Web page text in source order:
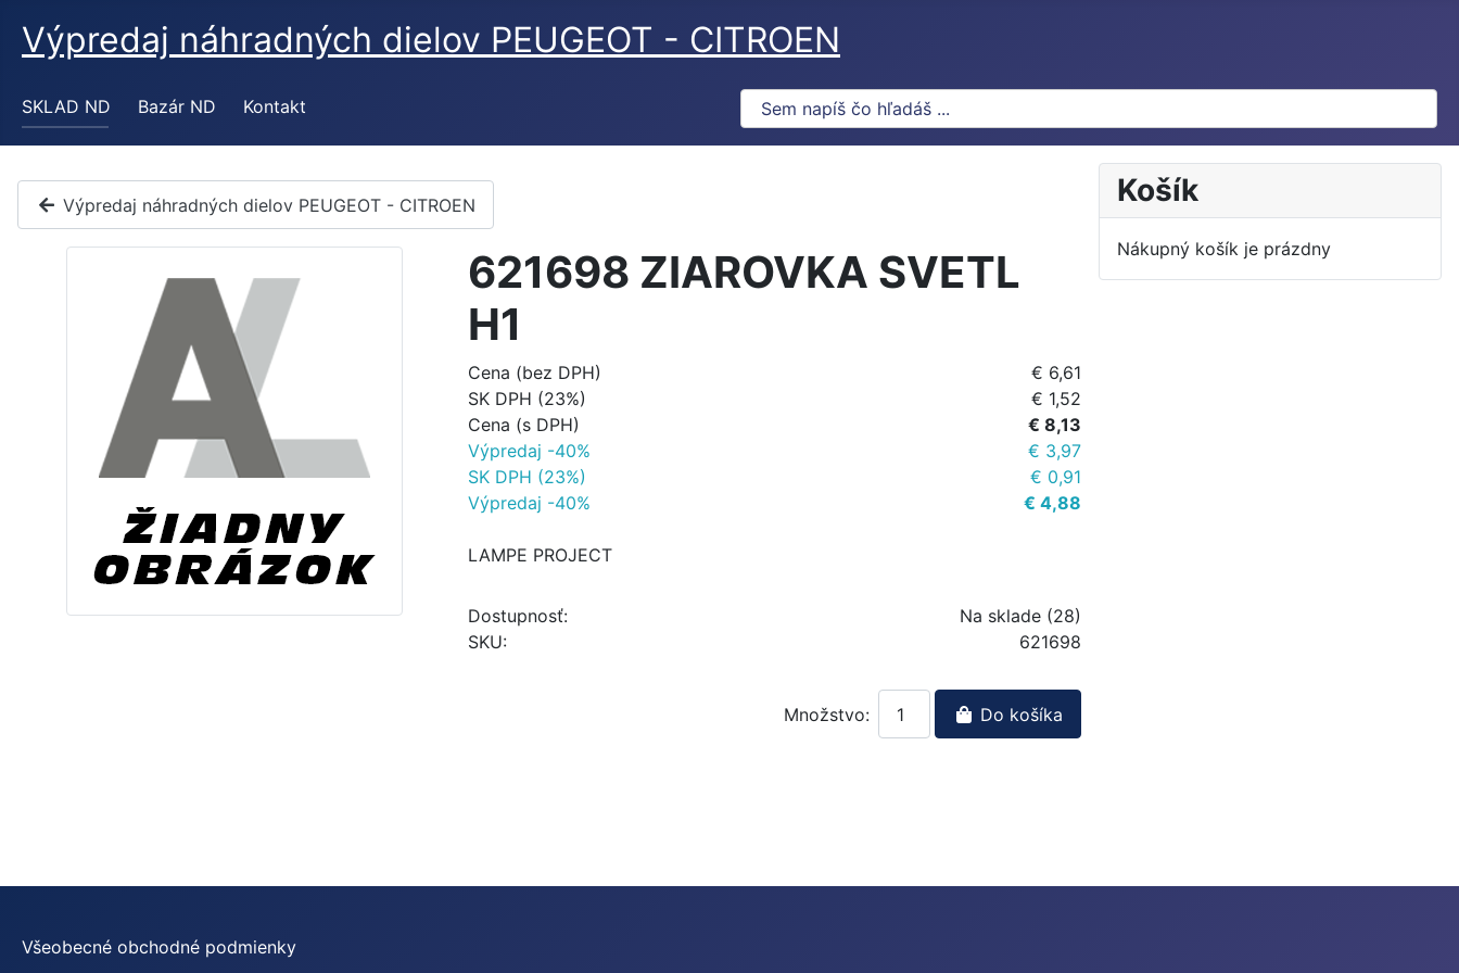
Výpredaj náhradných dielov PEUGEOT - CITROEN
SKLAD ND Bazár ND Kontakt
Výpredaj náhradných dielov PEUGEOT - CITROEN
621698 ZIAROVKA SVETL
H1
Cena (bez DPH)
€ 6,61
SK DPH (23%)
€ 1,52
Cena (s DPH)
€ 8,13
Výpredaj -40%
€ 3,97
SK DPH (23%)
€ 0,91
Výpredaj -40%
€ 4,88
LAMPE PROJECT
Dostupnosť:
Na sklade (28)
SKU:
621698
Množstvo: Do košíka
Košík
Nákupný košík je prázdny
Všeobecné obchodné podmienky